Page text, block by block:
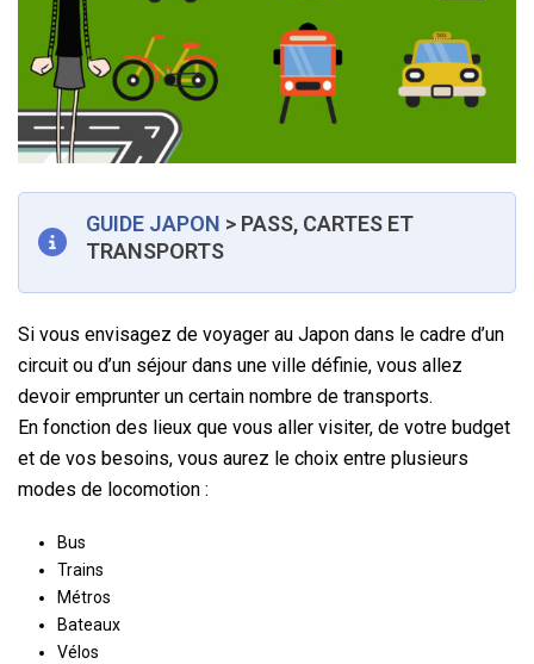
GUIDE JAPON > PASS, CARTES ET
TRANSPORTS
Si vous envisagez de voyager au Japon dans le cadre d’un
circuit ou d’un séjour dans une ville définie, vous allez
devoir emprunter un certain nombre de transports.
En fonction des lieux que vous aller visiter, de votre budget
et de vos besoins, vous aurez le choix entre plusieurs
modes de locomotion :
Bus
Trains
Métros
Bateaux
Vélos